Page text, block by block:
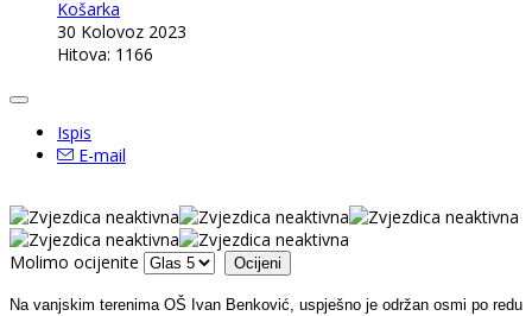
Košarka
30 Kolovoz 2023
Hitova: 1166
Ispis
E-mail
Molimo ocijenite
Na vanjskim terenima OŠ Ivan Benković, uspješno je održan osmi po redu